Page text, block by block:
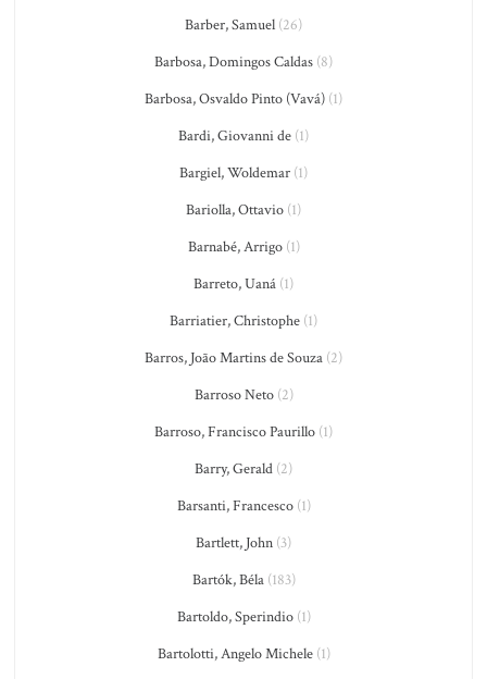
Barber, Samuel (26)
Barbosa, Domingos Caldas (8)
Barbosa, Osvaldo Pinto (Vavá) (1)
Bardi, Giovanni de (1)
Bargiel, Woldemar (1)
Bariolla, Ottavio (1)
Barnabé, Arrigo(1)
Barreto, Uaná (1)
Barriatier, Christophe (1)
Barros, João Martins de Souza (2)
Barroso Neto(2)
Barroso, Francisco Paurillo (1)
Barry, Gerald (2)
Barsanti, Francesco(1)
Bartlett, John (3)
Bartók, Béla(183)
Bartoldo, Sperindio(1)
Bartolotti, Angelo Michele(1)